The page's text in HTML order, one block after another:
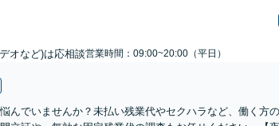
オなど)は応相談営業時間：09:00~20:00（平日）
んでいませんか？未払い残業代やセクハラなど、働く方